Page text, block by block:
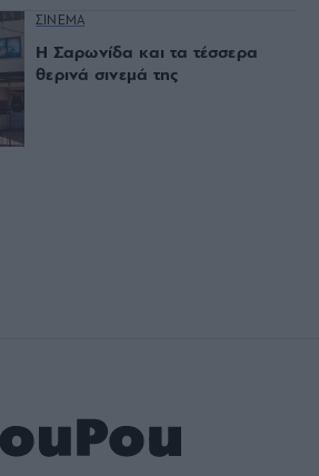
ΣΙΝΕΜΑ
Η Σαρωνίδα και τα τέσσερα
θερινά σινεμά της